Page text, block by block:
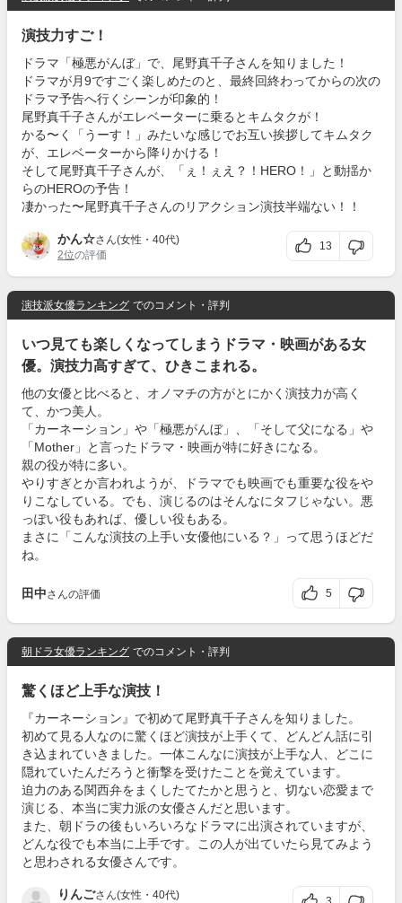
演技力すご！
ドラマ「極悪がんぼ」で、尾野真千子さんを知りました！
ドラマが月9ですごく楽しめたのと、最終回終わってからの次の
ドラマ予告へ行くシーンが印象的！
尾野真千子さんがエレベーターに乗るとキムタクが！
かる〜く「うーす！」みたいな感じでお互い挨拶してキムタク
が、エレベーターから降りかける！
そして尾野真千子さんが、「ぇ！ぇえ？！HERO！」と動揺か
らのHEROの予告！
凄かった〜尾野真千子さんのリアクション演技半端ない！！
かん☆さん(女性・40代)
2位の評価
13
演技派女優ランキング でのコメント・評判
いつ見ても楽しくなってしまうドラマ・映画がある女
優。演技力高すぎて、ひきこまれる。
他の女優と比べると、オノマチの方がとにかく演技力が高く
て、かつ美人。
「カーネーション」や「極悪がんぼ」、「そして父になる」や
「Mother」と言ったドラマ・映画が特に好きになる。
親の役が特に多い。
やりすぎとか言われようが、ドラマでも映画でも重要な役をや
りこなしている。でも、演じるのはそんなにタフじゃない。悪
っぽい役もあれば、優しい役もある。
まさに「こんな演技の上手い女優他にいる？」って思うほどだ
ね。
田中さんの評価 5
朝ドラ女優ランキング でのコメント・評判
驚くほど上手な演技！
『カーネーション』で初めて尾野真千子さんを知りました。
初めて見る人なのに驚くほど演技が上手くて、どんどん話に引
き込まれていきました。一体こんなに演技が上手な人、どこに
隠れていたんだろうと衝撃を受けたことを覚えています。
迫力のある関西弁をまくしたてたかと思うと、切ない恋愛まで
演じる、本当に実力派の女優さんだと思います。
また、朝ドラの後もいろいろなドラマに出演されていますが、
どんな役でも本当に上手です。この人が出ていたら見てみよう
と思わされる女優さんです。
りんごさん(女性・40代)